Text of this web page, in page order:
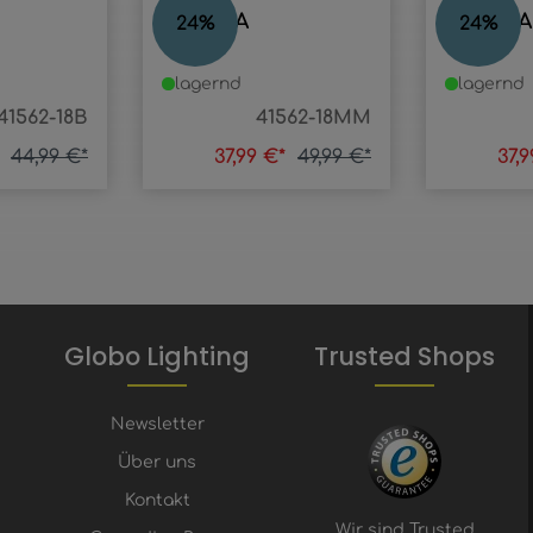
18B
44,99 €*
24%
SAPANA
41562-18MM
lagernd
37,99 €* 49,99 €*
24%
SAPANA
lagernd
Globo Lighting
Newsletter
Über uns
Kontakt
Trusted Shops